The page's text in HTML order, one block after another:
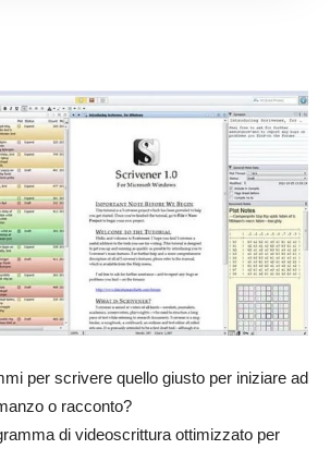
per scrivere quello giusto per iniziare ad
o racconto?
di videoscrittura ottimizzato per